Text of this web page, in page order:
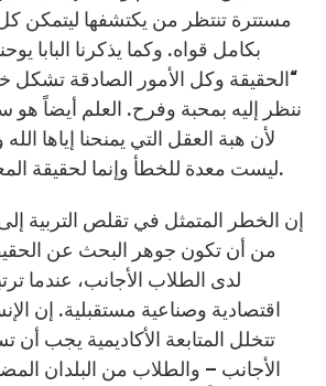
مستترة تنتظر من يكتشفها ليتمكن
بكامل قواه. وكما يذكرنا البابا
“الحقيقة وكل الأمور الصادقة تشكل
ننظر إليه بمحبة وفرح. العلم أيضاً هو
لأن هبة العقل التي يمنحنا إياها
ليست معدة للخطأ وإنما لحقيقة المعرفة، تنمو فيه” [7].
إن الخطر المتمثل في تقلص التربية
من أن تكون جوهر البحث عن
لدى الطلاب الأجانب، عندما
اقتصادية وصناعية مستقبلية. إن
تتخلل المتابعة الأكاديمية يجب
الأجانب – والطلاب من البلدان